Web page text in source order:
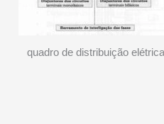
quadro de distribuição elétrica